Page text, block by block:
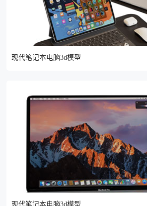
现代笔记本电脑3d模型
现代笔记本电脑3d模型